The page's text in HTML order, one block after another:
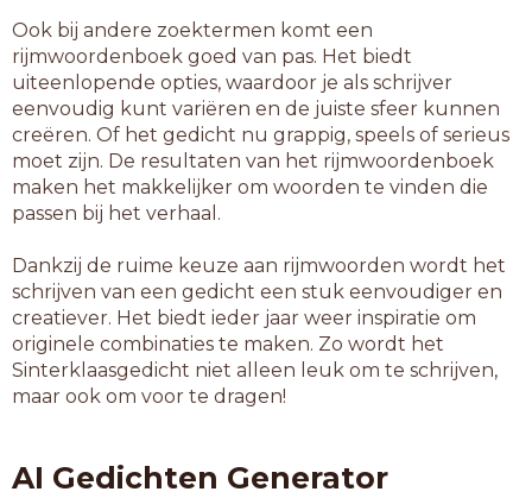
darmvliezen
diepvriezen
doodvriezen
hartvliezen
longvliezen
merchandise
preadviezen
stoelbiezen
vastvriezen
zwemvliezen
12-letterwoorden
borstvliezen
dichtvriezen
havoadviezen
Ook bij andere zoektermen komt een
rijmwoordenboek goed van pas. Het biedt
uiteenlopende opties, waardoor je als schrijver
eenvoudig kunt variëren en de juiste sfeer kunnen
creëren. Of het gedicht nu grappig, speels of serieus
moet zijn. De resultaten van het rijmwoordenboek
maken het makkelijker om woorden te vinden die
passen bij het verhaal.
Dankzij de ruime keuze aan rijmwoorden wordt het
schrijven van een gedicht een stuk eenvoudiger en
creatiever. Het biedt ieder jaar weer inspiratie om
originele combinaties te maken. Zo wordt het
Sinterklaasgedicht niet alleen leuk om te schrijven,
maar ook om voor te dragen!
AI Gedichten Generator